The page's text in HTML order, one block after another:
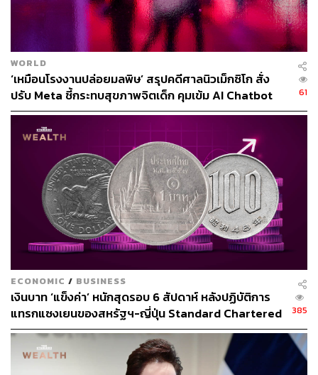
WORLD
‘เหมือนโรงงานปล่อยมลพิษ’ สรุปคดีศาลนิวเม็กซิโก สั่ง
ปรับ Meta ชี้กระทบสุขภาพจิตเด็ก คุมเข้ม AI Chatbot
61
ECONOMIC / BUSINESS
เงินบาท ‘แข็งค่า’ หนักสุดรอบ 6 สัปดาห์ หลังปฏิบัติการ
แทรกแซงเยนของสหรัฐฯ-ญี่ปุ่น Standard Chartered
เปิดเป้าสิ้นปีนี้จ่อแข็งต่อแตะ 32.50 บาทต่อดอลลาร์
385